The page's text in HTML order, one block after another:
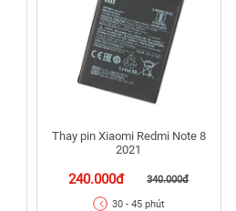
Thay pin Xiaomi Redmi Note 8
2021
240.000đ 340.000đ
30 - 45 phút